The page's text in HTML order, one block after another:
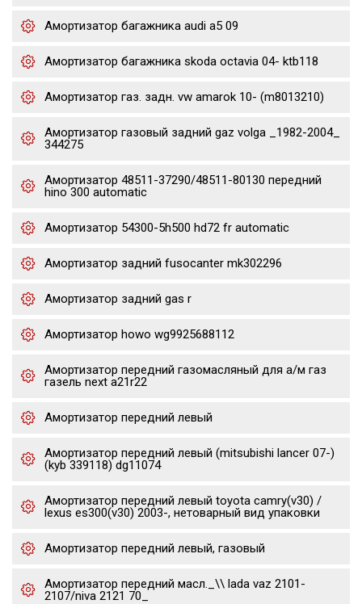
Амортизатор багажника audi a5 09
Амортизатор багажника skoda octavia 04- ktb118
Амортизатор газ. задн. vw amarok 10- (m8013210)
Амортизатор газовый задний gaz volga _1982-2004_
344275
Амортизатор 48511-37290/48511-80130 передний
hino 300 automatic
Амортизатор 54300-5h500 hd72 fr automatic
Амортизатор задний fusocanter mk302296
Амортизатор задний gas r
Амортизатор howo wg9925688112
Амортизатор передний газомасляный для а/м газ
газель next a21r22
Амортизатор передний левый
Амортизатор передний левый (mitsubishi lancer 07-)
(kyb 339118) dg11074
Амортизатор передний левый toyota camry(v30) /
lexus es300(v30) 2003-, нетоварный вид упаковки
Амортизатор передний левый, газовый
Амортизатор передний масл._\\ lada vaz 2101-
2107/niva 2121 70_